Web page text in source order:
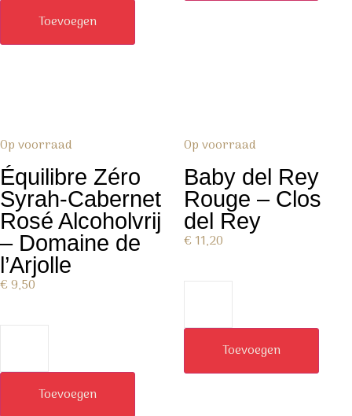
Toevoegen
Op voorraad
Équilibre Zéro
Syrah-Cabernet
Rosé Alcoholvrij
– Domaine de
l’Arjolle
€9,50
Toevoegen
Op voorraad
Baby del Rey
Rouge – Clos
del Rey
€11,20
Toevoegen